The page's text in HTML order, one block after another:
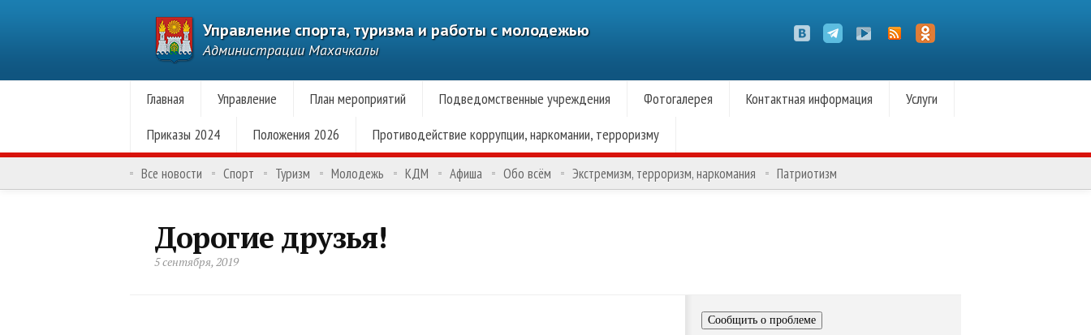
Управление спорта, туризма и работы с молодежью
Администрации Махачкалы
Главная Управление План мероприятий Подведомственные учреждения Фотогалерея Контактная информация
Услуги
Приказы 2024
Положения 2026 Противодействие коррупции, наркомании, терроризму
Все новости Спорт Туризм Молодежь КДМ Афиша Обо всём Экстремизм, терроризм, наркомания Патриотизм
Дорогие друзья!
5 сентября, 2019
Сообщить о проблеме